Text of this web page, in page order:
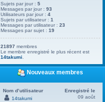
Sujets par jour :5
Messages par jour :93
Utilisateurs par jour :4
Sujets par utilisateur :1
Messages par utilisateur :23
Messages par sujet :19
21897 membres
Le membre enregistré le plus récent est
14takumi
Nouveaux membres
Nom d’utilisateur
Enregistré le
14takumi
09 août